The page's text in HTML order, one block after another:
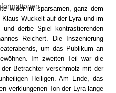
wider im sparsamen, ganz dem
Wuckelt auf der Lyra und im
derbe Spiel kontrastierenden
Reichert. Die Inszenierung
um das Publikum an
Im zweiten Teil war die
der Betrachter verschmolz mit der
Heiligen. Am Ende, das
verklungenen Ton der Lyra lange